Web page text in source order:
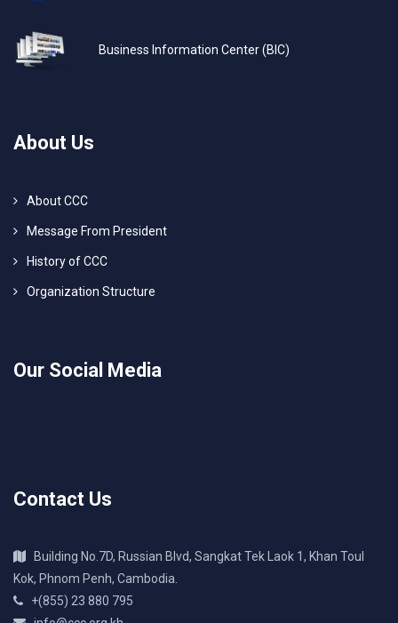
Business Information Center (BIC)
About Us
About CCC
Message From President
History of CCC
Organization Structure
Our Social Media
Contact Us
Building No.7D, Russian Blvd, Sangkat Tek Laok 1, Khan Toul
Kok, Phnom Penh, Cambodia.
+(855) 23 880 795